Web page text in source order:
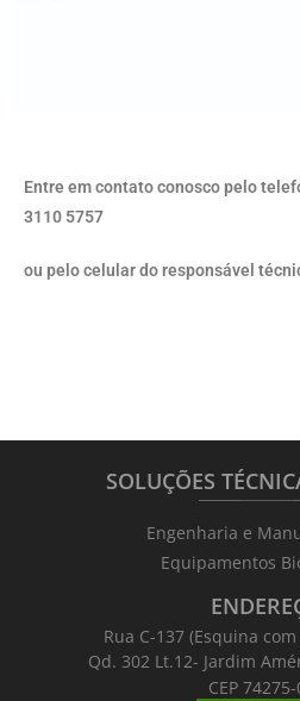
Entre em contato conosco pelo
3110 5757
ou pelo celular do responsável
SOLUÇÕES________________
Engenharia e
Equipamentos
Rua C-137 (Esquina com
Qd. 302 Lt.12- Jardim
CEP